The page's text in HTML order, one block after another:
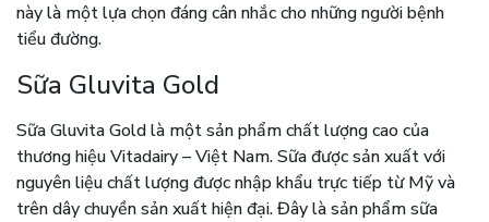
này là một lựa chọn đáng cân nhắc cho những người bệnh
tiểu đường.
Sữa Gluvita Gold
Sữa Gluvita Gold là một sản phẩm chất lượng cao của
thương hiệu Vitadairy – Việt Nam. Sữa được sản xuất với
nguyên liệu chất lượng được nhập khẩu trực tiếp từ Mỹ và
trên dây chuyền sản xuất hiện đại. Đây là sản phẩm sữa